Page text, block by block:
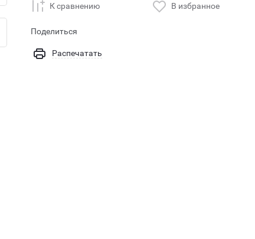
К сравнению В избранное
Поделиться
Распечатать